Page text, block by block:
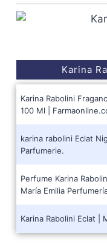
Karina
Karina Rabolini
100 Ml |
karina rabolini Eclat
Parfumerie.
Perfume Karina
María Emilia
Karina Rabolini Eclat |